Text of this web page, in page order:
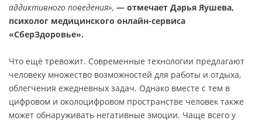
аддиктивного поведения», — отмечает Дарья Яушева,
психолог медицинского онлайн-сервиса
«СберЗдоровье».
Что ещё тревожит. Современные технологии предлагают
человеку множество возможностей для работы и отдыха,
облегчения ежедневных задач. Однако вместе с тем в
цифровом и околоцифровом пространстве человек также
может обнаруживать негативные эмоции. Чаще всего у